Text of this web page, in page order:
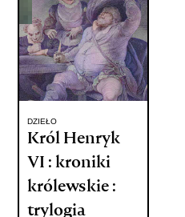
DZIEŁO
Król Henryk
VI : kroniki
królewskie :
trylogia